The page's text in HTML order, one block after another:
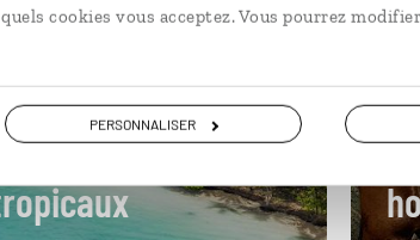
cookies vous acceptez. Vous pourrez
PERSONNALISER
Duo d’édens